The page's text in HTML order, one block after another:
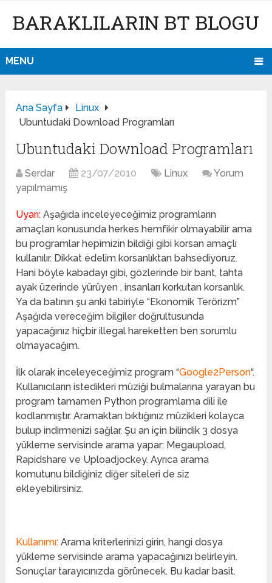
BARAKLILARIN BT BLOGU
MENU
Ana Sayfa
Linux
Ubuntudaki Download Programları
Ubuntudaki Download Programları
Serdar 23/07/2010 Linux
Yorum
yapılmamış
Uyarı: Aşağıda inceleyeceğimiz programların
amaçları konusunda herkes hemfikir olmayabilir ama
bu programlar hepimizin bildiği gibi korsan amaçlı
kullanılır. Dikkat edelim korsanlıktan bahsediyoruz.
Hani böyle kabadayı gibi, gözlerinde bir bant, tahta
ayak üzerinde yürüyen , insanları korkutan korsanlık.
Ya da batının şu anki tabiriyle “Ekonomik Terörizm”
Aşağıda vereceğim bilgiler doğrultusunda
yapacağınız hiçbir illegal hareketten ben sorumlu
olmayacağım.
İlk olarak inceleyeceğimiz program “Google2Person“.
Kullanıcıların istedikleri müziği bulmalarına yarayan bu
program tamamen Python programlama dili ile
kodlanmıştır. Aramaktan bıktığınız müzikleri kolayca
bulup indirmenizi sağlar. Şu an için bilindik 3 dosya
yükleme servisinde arama yapar: Megaupload,
Rapidshare ve Uploadjockey. Ayrıca arama
komutunu bildiğiniz diğer siteleri de siz
ekleyebilirsiniz.
Kullanımı: Arama kriterlerinizi girin, hangi dosya
yükleme servisinde arama yapacağınızı belirleyin.
Sonuçlar tarayıcınızda görünecek. Bu kadar basit.